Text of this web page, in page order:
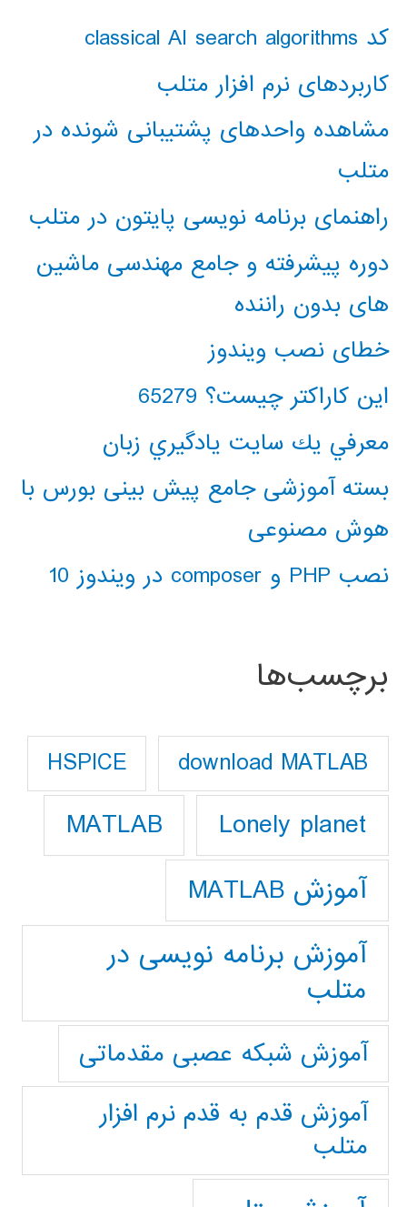
کد classical AI search algorithms
کاربردهای نرم افزار متلب
مشاهده واحدهای پشتیبانی شونده در
متلب
راهنمای برنامه نویسی پایتون در متلب
دوره پیشرفته و جامع مهندسی ماشین
های بدون راننده
خطای نصب ویندوز
این کاراکتر چیست؟ 65279
معرفي يك سايت يادگيري زبان
بسته آموزشی جامع پیش بینی بورس با
هوش مصنوعی
نصب PHP و composer در ویندوز 10
برچسب‌ها
download MATLAB
HSPICE
Lonely planet
MATLAB
آموزش MATLAB
آموزش برنامه نویسی در
متلب
آموزش شبکه عصبی مقدماتی
آموزش قدم به قدم نرم افزار
متلب